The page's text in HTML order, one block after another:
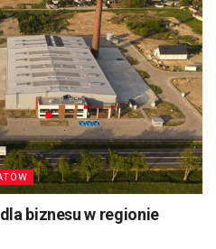
biznesu w regionie